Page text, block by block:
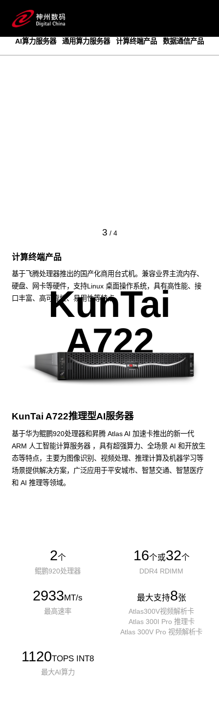
成为领先的创新智算基础设施提供商
预约专家咨询
AI算力服务器 通用算力服务器 计算终端产品 数据通信产品
3 / 4
计算终端产品
基于飞腾处理器推出的国产化商用台式机。兼容业界主流内存、
硬盘、网卡等硬件，支持Linux 桌面操作系统，具有高性能、接
口丰富、高可靠性、易用性等特点。
KunTai
A722
KunTai A722推理型AI服务器
基于华为鲲鹏920处理器和昇腾 Atlas AI 加速卡推出的新一代
ARM 人工智能计算服务器 ，具有超强算力、全场景 AI 和开放生
态等特点，主要为图像识别、视频处理、推理计算及机器学习等
场景提供解决方案，广泛应用于平安城市、智慧交通、智慧医疗
和 AI 推理等领域。
2个
鲲鹏920处理器
16个或32个
DDR4 RDIMM
2933MT/s
最高速率
最大支持8张
Atlas300V视频解析卡
Atlas 300I Pro 推理卡
Atlas 300V Pro 视频解析卡
1120TOPS INT8
最大AI算力